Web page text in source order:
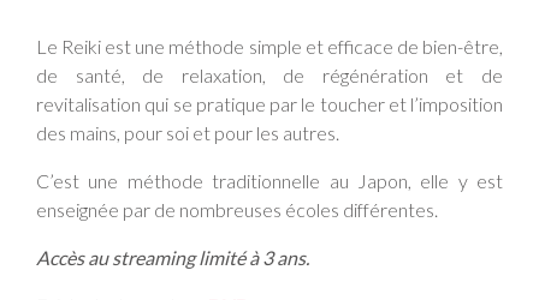
Le Reiki est une méthode simple et efficace de bien-être,
de santé, de relaxation, de régénération et de
revitalisation qui se pratique par le toucher et l’imposition
des mains, pour soi et pour les autres.
C’est une méthode traditionnelle au Japon, elle y est
enseignée par de nombreuses écoles différentes.
Accès au streaming limité à 3 ans.